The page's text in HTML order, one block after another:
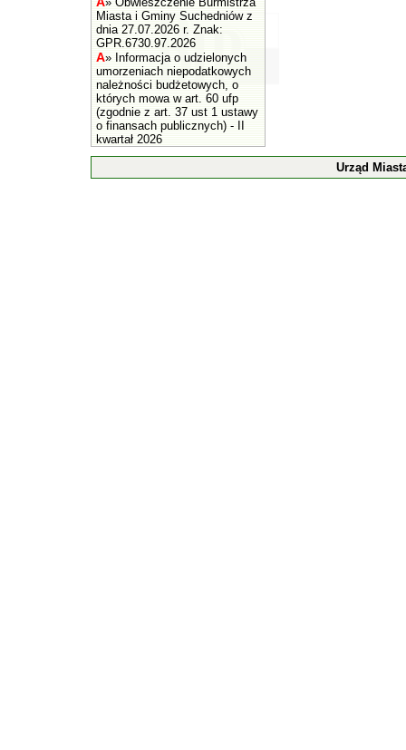
Miasta i Gminy Suchedniów z
dnia 27.07.2026 r. Znak:
GPR.6730.97.2026
A» Informacja o udzielonych
umorzeniach niepodatkowych
należności budżetowych, o
których mowa w art. 60 ufp
(zgodnie z art. 37 ust 1 ustawy
o finansach publicznych) - II
kwartał 2026
Urząd